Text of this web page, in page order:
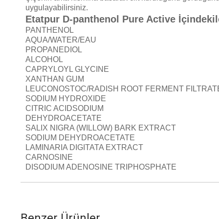
uygulayabilirsiniz.
Etatpur D-panthenol Pure Active
PANTHENOL
AQUA/WATER/EAU
PROPANEDIOL
ALCOHOL
CAPRYLOYL GLYCINE
XANTHAN GUM
LEUCONOSTOC/RADISH ROOT FERMENT
SODIUM HYDROXIDE
CITRIC ACIDSODIUM
DEHYDROACETATE
SALIX NIGRA (WILLOW) BARK EXTRACT
SODIUM DEHYDROACETATE
LAMINARIA DIGITATA EXTRACT
CARNOSINE
DISODIUM ADENOSINE TRIPHOSPHATE